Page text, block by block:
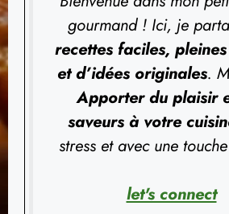
gourmand ! Ici, je
recettes faciles,
et d’idées originales.
Apporter du plaisir
saveurs à votre
stress et avec une
let's connect